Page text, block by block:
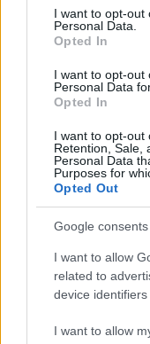
consent section.
I want to opt-out
Personal Data.
Opted In
I want to opt-out
Personal Data
Opted In
I want to opt-out
Retention, Sale,
Personal Data
Purposes for
Opted Out
Google consents
I want to allow
related to
device identifiers
I want to allow
| 2026.06.12 12:44
Az IO Interactive
Már az Amazon is